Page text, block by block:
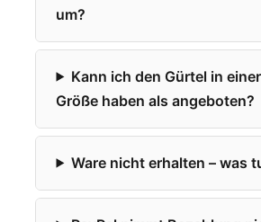
um?
Kann ich den Gürtel in
Größe haben als angeboten?
Ware nicht erhalten – was